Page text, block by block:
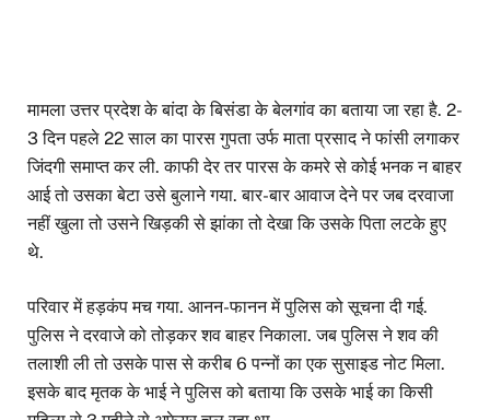
मामला उत्तर प्रदेश के बांदा के बिसंडा के बेलगांव का बताया जा रहा है. 2-
3 दिन पहले 22 साल का पारस गुपता उर्फ माता प्रसाद ने फांसी लगाकर
जिंदगी समाप्त कर ली. काफी देर तर पारस के कमरे से कोई भनक न बाहर
आई तो उसका बेटा उसे बुलाने गया. बार-बार आवाज देने पर जब दरवाजा
नहीं खुला तो उसने खिड़की से झांका तो देखा कि उसके पिता लटके हुए
थे.
परिवार में हड़कंप मच गया. आनन-फानन में पुलिस को सूचना दी गई.
पुलिस ने दरवाजे को तोड़कर शव बाहर निकाला. जब पुलिस ने शव की
तलाशी ली तो उसके पास से करीब 6 पन्नों का एक सुसाइड नोट मिला.
इसके बाद मृतक के भाई ने पुलिस को बताया कि उसके भाई का किसी